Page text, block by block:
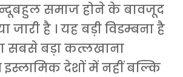
समाज होने के बावजूद
जारी है । यह बड़ी विडम्बना है
सबसे बड़ा कत्लखाना
इस्लामिक देशों में नहीं बल्कि